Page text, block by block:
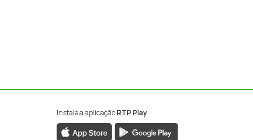
Instale a aplicaçãoRTP Play